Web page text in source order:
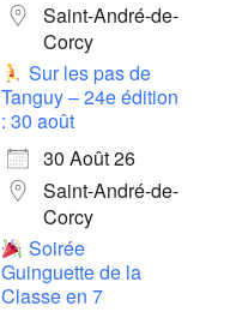
Saint-André-de-
Corcy
Sur les pas de
Tanguy – 24e édition
: 30 août
30 Août 26
Saint-André-de-
Corcy
Soirée
Guinguette de la
Classe en 7